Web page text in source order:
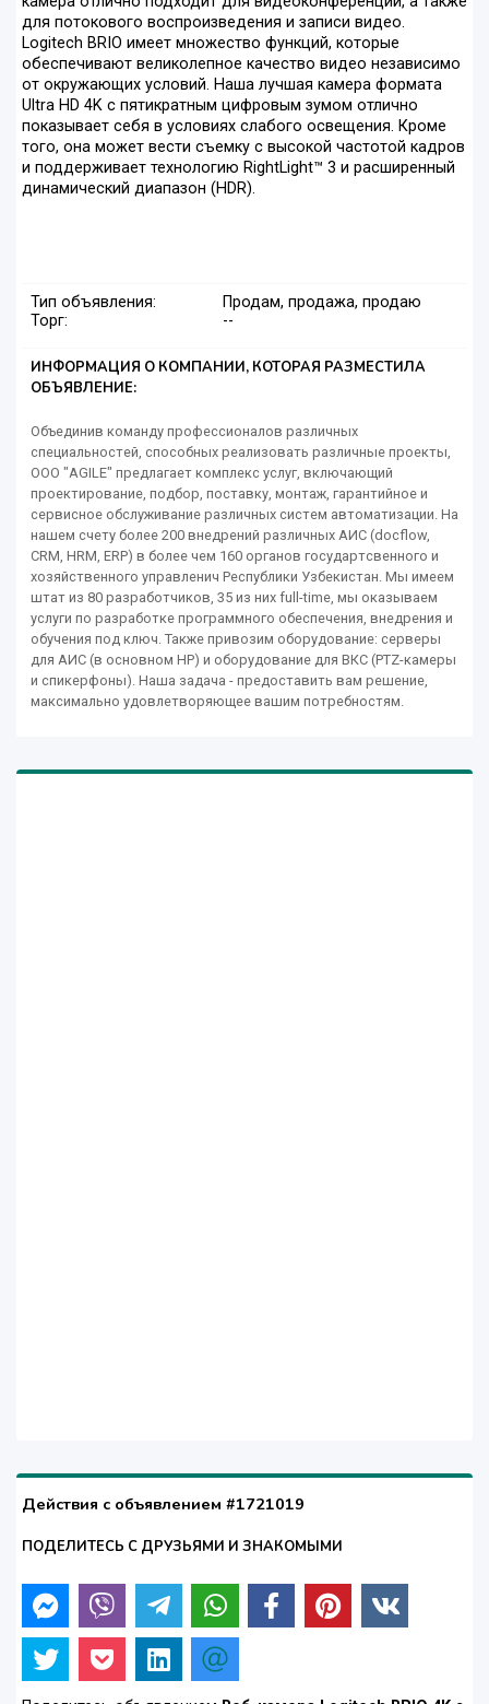
для потокового воспроизведения и записи видео.
Logitech BRIO имеет множество функций, которые
обеспечивают великолепное качество видео независимо
от окружающих условий. Наша лучшая камера формата
Ultra HD 4K с пятикратным цифровым зумом отлично
показывает себя в условиях слабого освещения. Кроме
того, она может вести съемку с высокой частотой кадров
и поддерживает технологию RightLight™ 3 и расширенный
динамический диапазон (HDR).
Тип объявления:
Продам, продажа, продаю
Торг:
--
ИНФОРМАЦИЯ О КОМПАНИИ, КОТОРАЯ РАЗМЕСТИЛА
ОБЪЯВЛЕНИЕ:
Объединив команду профессионалов различных
специальностей, способных реализовать различные проекты,
ООО "AGILE" предлагает комплекс услуг, включающий
проектирование, подбор, поставку, монтаж, гарантийное и
сервисное обслуживание различных систем автоматизации. На
нашем счету более 200 внедрений различных АИС (docflow,
CRM, HRM, ERP) в более чем 160 органов государтсвенного и
хозяйственного управленич Республики Узбекистан. Мы имеем
штат из 80 разработчиков, 35 из них full-time, мы оказываем
услуги по разработке программного обеспечения, внедрения и
обучения под ключ. Также привозим оборудование: серверы
для АИС (в основном HP) и оборудование для ВКС (PTZ-камеры
и спикерфоны). Наша задача - предоставить вам решение,
максимально удовлетворяющее вашим потребностям.
Действия с объявлением #1721019
ПОДЕЛИТЕСЬ С ДРУЗЬЯМИ И ЗНАКОМЫМИ